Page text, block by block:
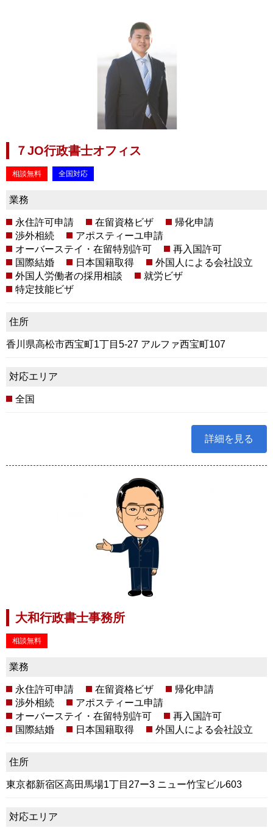
７JO行政書士オフィス
相談無料 全国対応
業務
永住許可申請 在留資格ビザ
帰化申請
渉外相続
アポスティーユ申請
オーバーステイ・在留特別許可
再入国許可
国際結婚
日本国籍取得
外国人による会社設立
外国人労働者の採用相談
就労ビザ
特定技能ビザ
住所
香川県高松市西宝町1丁目5-27 アルファ西宝町107
対応エリア
全国
詳細を見る
大和行政書士事務所
相談無料
業務
永住許可申請 在留資格ビザ
帰化申請
渉外相続
アポスティーユ申請
オーバーステイ・在留特別許可
再入国許可
国際結婚
日本国籍取得 外国人による会社設立
住所
東京都新宿区高田馬場1丁目27ー3 ニュー竹宝ビル603
対応エリア